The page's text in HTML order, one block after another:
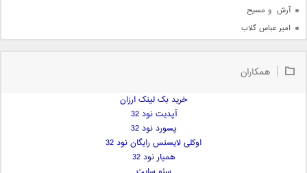
آرش  و مسیح
امیر عباس گلاب
امیر علی
همکاران
خرید بک لینک ارزان
آپدیت نود 32
پسورد نود 32
اوکلی لایسنس رایگان نود 32
همیار نود 32